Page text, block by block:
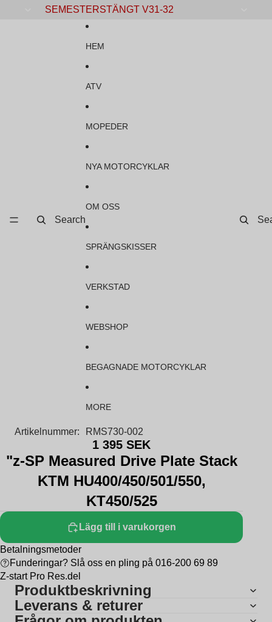
SEMESTERSTÄNGT V31-32
Search
HEM
ATV
MOPEDER
NYA MOTORCYKLAR
OM OSS
SPRÄNGSKISSER
VERKSTAD
WEBSHOP
BEGAGNADE MOTORCYKLAR
MORE
Artikelnummer: RMS730-002
1 395 SEK
"z-SP Measured Drive Plate Stack
KTM HU400/450/501/550,
KT450/525
Lägg till i varukorgen
Betalningsmetoder
Funderingar? Slå oss en pling på 016-200 69 89
Z-start Pro Res.del
Produktbeskrivning
Leverans & returer